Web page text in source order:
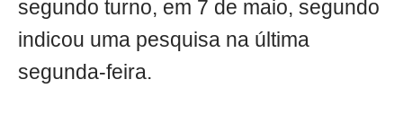
segundo turno, em 7 de maio, segundo
indicou uma pesquisa na última
segunda-feira.